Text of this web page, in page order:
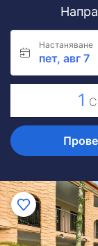
Настаняване
пет, авг 7
1